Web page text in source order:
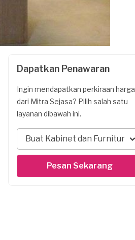
Dapatkan Penawaran
Ingin mendapatkan perkiraan harga
dari Mitra Sejasa? Pilih salah satu
layanan dibawah ini.
Buat Kabinet dan Furnitur
Pesan Sekarang